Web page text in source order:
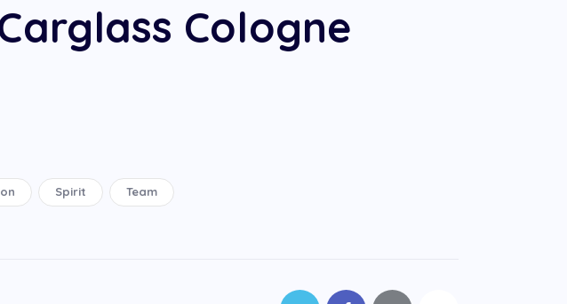
Cologne
Spirit Team